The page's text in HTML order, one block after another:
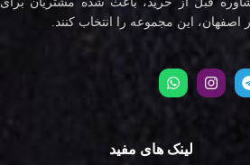
اصفهان، این مجموعه را انتخاب کنند.
لینک های مفید